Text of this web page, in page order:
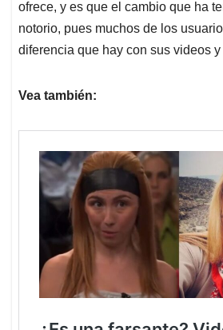
ofrece, y es que el cambio que ha
notorio, pues muchos de los
diferencia que hay con sus videos
Vea también: